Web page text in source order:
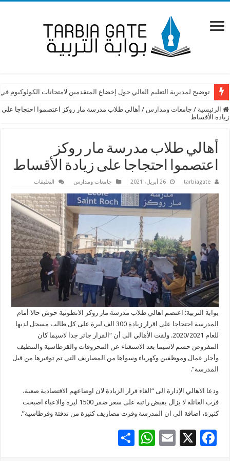
توضيح لمديرية التعليم العالي حول إخضاع المتقدمين لامتحانات الكولوكيوم
الرئيسية / جامعات ومدارس / أهالي طلاب مدرسة مار روكز اعتصموا احتجاجا على
زيادة الأقساط
أهالي طلاب مدرسة مار روكز
اعتصموا احتجاجا على زيادة الأقساط
tarbiagate 26 أبريل، 2021 جامعات ومدارس التعليقات
طلاب
مدرسة
مار
روكز
اعتصموا
احتجاجا
على
زيادة
الأقساط
مغلقة
بوابة التربية: اعتصم اهالي طلاب ​مدرسة مار روكز​ الانطونية ​حوش حالا​ أمام
المدرسة احتجاجا على اقرار زيادة 300 الف ليرة على كل طالب مسجل لديها
للعام 2020/2021. ولفت الأهالي الى أن “القرار جائر جدا لاسيما كان
المفروض حسم لاسيما بعد الاستغناء عن ​المحروقات​ والقرطاسية والتنظيف
وأجار عمال وموظفين و​كهرباء​ وسواها من المصاريف التي تم توفيرها من قبل
المدرسة”.
ودعا الاهالي الإدارة الى “الغاء قرار الزيادة لان اوضاعهم الاقتصادية صعبة،
فرب العائلة لا يزال يقبض راتبه على سعر صفر 1500 ليرة والاعباء اصبحت
كثيرة، اضافة الى ان المدرسة وفرت مصاريف كثيرة من تدفئة وقرطاسية”.
F
X
E
W